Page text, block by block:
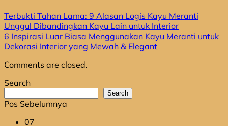
Terbukti Tahan Lama: 9 Alasan Logis Kayu Meranti
Unggul Dibandingkan Kayu Lain untuk Interior
6 Inspirasi Luar Biasa Menggunakan Kayu Meranti untuk
Dekorasi Interior yang Mewah & Elegant
Comments are closed.
Search
Search
Pos Sebelumnya
07